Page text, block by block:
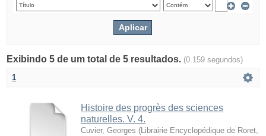
Exibindo 5 de um total de 5 resultados. (0.159 segundos)
1
Histoire des progrès des sciences
naturelles. V. 4.
Cuvier, Georges ( Librairie Encyclopédique de Roret